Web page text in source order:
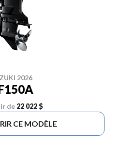
2026
de 22 022 $
CE MODÈLE